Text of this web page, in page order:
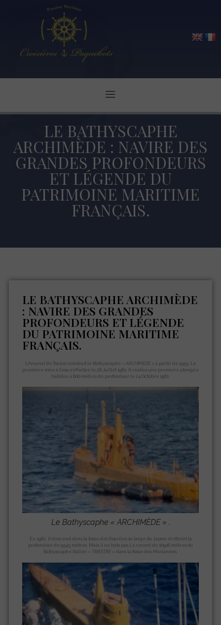
LE BATHYSCAPHE
ARCHIMÈDE : NAVIRE DES
GRANDES PROFONDEURS
ET LÉGENDE DU
PATRIMOINE MARITIME
FRANÇAIS.
LE BATHYSCAPHE ARCHIMÈDE
: NAVIRE DES GRANDES
PROFONDEURS ET LÉGENDE
DU PATRIMOINE MARITIME
FRANÇAIS.
L’Arsenal de Toulon construit le Bathyscaphe « ARCHIMÈDE » à partir de 1955. La
première mise à l’eau s’effectue le 28 Juillet 1961. Il réalise une première plongée
habitée à 600 mètres de profondeur le 24 Octobre 1961.
Le Bathyscaphe «ARCHIMÈDE» .
En 1962, il descend dans la fosse des Kouriles au large du Japon et atteint la
profondeur de 9545 mètres. Mais il ne bats pas Le record de 10916 mètres du
Bathyscaphe Italien « TRIESTRE » dans la fosse des Mariannes.